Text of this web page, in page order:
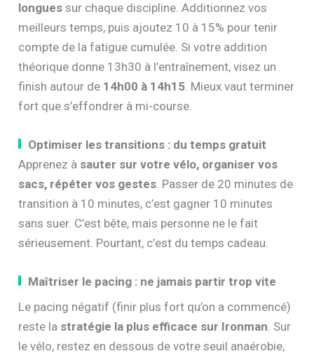
longues sur chaque discipline. Additionnez vos
meilleurs temps, puis ajoutez 10 à 15% pour tenir
compte de la fatigue cumulée. Si votre addition
théorique donne 13h30 à l’entraînement, visez un
finish autour de 14h00 à 14h15. Mieux vaut terminer
fort que s’effondrer à mi-course.
Optimiser les transitions : du temps gratuit
Apprenez à sauter sur votre vélo, organiser vos
sacs, répéter vos gestes. Passer de 20 minutes de
transition à 10 minutes, c’est gagner 10 minutes
sans suer. C’est bête, mais personne ne le fait
sérieusement. Pourtant, c’est du temps cadeau.
Maîtriser le pacing : ne jamais partir trop vite
Le pacing négatif (finir plus fort qu’on a commencé)
reste la stratégie la plus efficace sur Ironman. Sur
le vélo, restez en dessous de votre seuil anaérobie,